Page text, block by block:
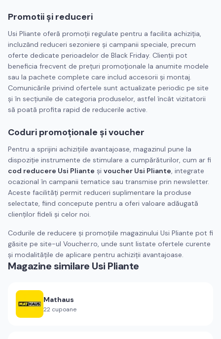
Promotii și reduceri
Usi Pliante oferă promoții regulate pentru a facilita achiziția,
incluzând reduceri sezoniere și campanii speciale, precum
oferte dedicate perioadelor de Black Friday. Clienții pot
beneficia frecvent de prețuri promoționale la anumite modele
sau la pachete complete care includ accesorii și montaj.
Comunicările privind ofertele sunt actualizate periodic pe site
și în secțiunile de categoria produselor, astfel încât vizitatorii
să poată profita rapid de reducerile active.
Coduri promoționale și voucher
Pentru a sprijini achizițiile avantajoase, magazinul pune la
dispoziție instrumente de stimulare a cumpărăturilor, cum ar fi
cod reducere Usi Pliante și voucher Usi Pliante, integrate
ocazional în campanii tematice sau transmise prin newsletter.
Aceste facilități permit reduceri suplimentare la produse
selectate, fiind concepute pentru a oferi valoare adăugată
clienților fideli și celor noi.
Codurile de reducere și promoțiile magazinului Usi Pliante pot fi
găsite pe site-ul Voucher.ro, unde sunt listate ofertele curente
și modalitățile de aplicare pentru achiziții avantajoase.
Magazine similare Usi Pliante
Mathaus
22 cupoane